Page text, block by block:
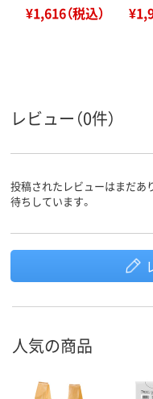
¥1,616（税込）
レビュー（0件）
投稿されたレビューはまだあ
待ちしています。
人気の商品